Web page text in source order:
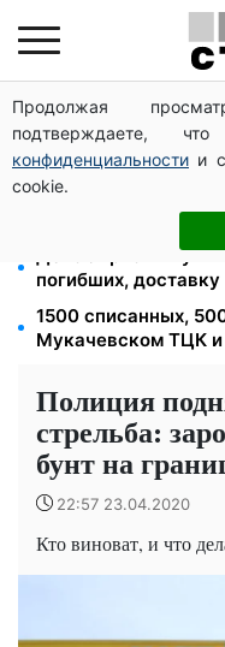
Продолжая
подтверждаете,
конфиденциальности и
cookie.
26 000 подписей —
лишать водителей
нарушения
Зарплаты учителей
правительство
Депо Укрпочты
погибших,
1500 списанных,
Мукачевском ТЦК
Полиция
стрельба:
бунт на
22:57 23.04.2020
Кто виноват, и что